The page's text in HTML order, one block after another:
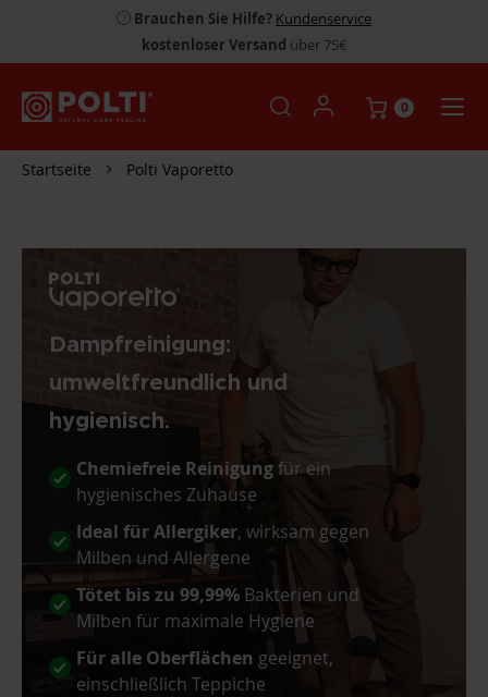
Brauchen Sie Hilfe? Kundenservice
kostenloser Versand über 75€
0
Startseite Polti Vaporetto
Dampfreinigung:
umweltfreundlich und
hygienisch.
Chemiefreie Reinigungfür ein
hygienisches Zuhause
Ideal für Allergiker, wirksam gegen
Milben und Allergene
Tötet bis zu 99,99% Bakterien und
Milben für maximale Hygiene
Für alle Oberflächen geeignet,
einschließlich Teppiche